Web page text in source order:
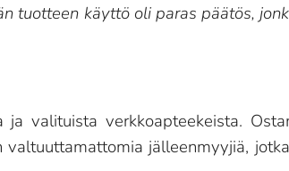
tuotteen käyttö oli paras päätös,
valituista verkkoapteekeista.
jälleenmyyjiä,